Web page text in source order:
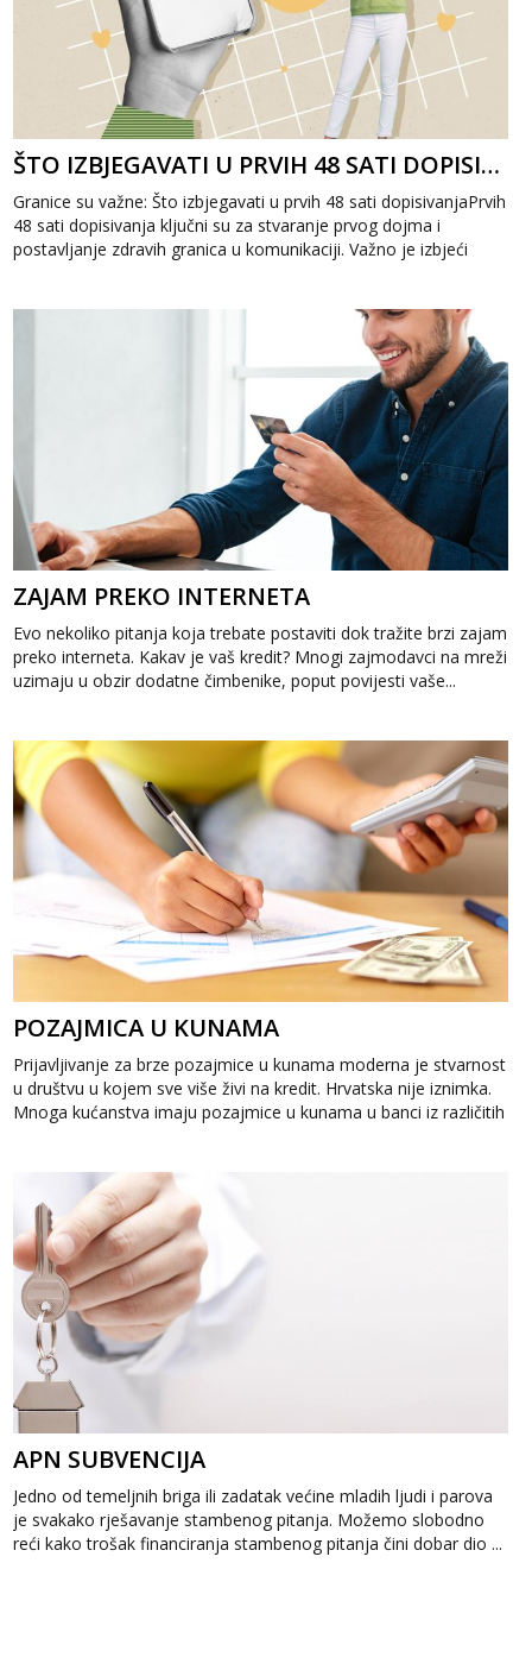
ŠTO IZBJEGAVATI U PRVIH 48 SATI DOPISIVANJA
Granice su važne: Što izbjegavati u prvih 48 sati dopisivanjaPrvih
48 sati dopisivanja ključni su za stvaranje prvog dojma i
postavljanje zdravih granica u komunikaciji. Važno je izbjeći
ZAJAM PREKO INTERNETA
Evo nekoliko pitanja koja trebate postaviti dok tražite brzi zajam
preko interneta. Kakav je vaš kredit? Mnogi zajmodavci na mreži
uzimaju u obzir dodatne čimbenike, poput povijesti vaše...
POZAJMICA U KUNAMA
Prijavljivanje za brze pozajmice u kunama moderna je stvarnost
u društvu u kojem sve više živi na kredit. Hrvatska nije iznimka.
Mnoga kućanstva imaju pozajmice u kunama u banci iz različitih
APN SUBVENCIJA
Jedno od temeljnih briga ili zadatak većine mladih ljudi i parova
je svakako rješavanje stambenog pitanja. Možemo slobodno
reći kako trošak financiranja stambenog pitanja čini dobar dio ...